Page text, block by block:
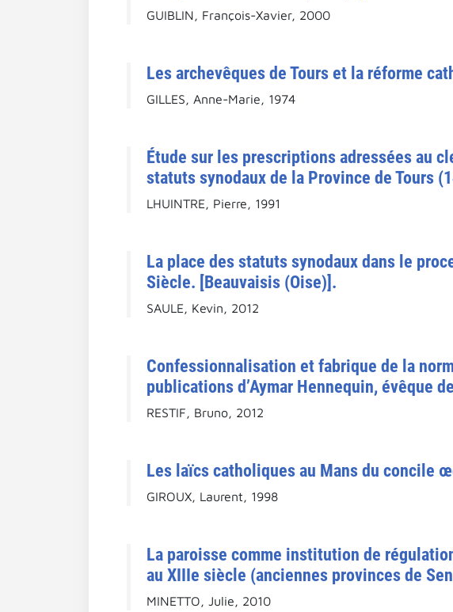
GUIBLIN, François-Xavier, 2000
Les archevêques de Tours et la réforme
GILLES, Anne-Marie, 1974
Étude sur les prescriptions adressées au
statuts synodaux de la Province de Tours
LHUINTRE, Pierre, 1991
La place des statuts synodaux dans le
Siècle. [Beauvaisis (Oise)].
SAULE, Kevin, 2012
Confessionnalisation et fabrique de la
publications d’Aymar Hennequin, évêque
RESTIF, Bruno, 2012
Les laïcs catholiques au Mans du concile
GIROUX, Laurent, 1998
La paroisse comme institution de
au XIIIe siècle (anciennes provinces de
MINETTO, Julie, 2010